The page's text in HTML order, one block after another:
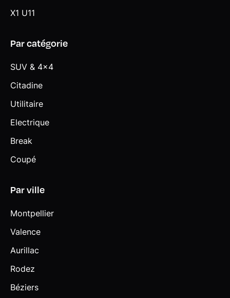
X1 U11
Par catégorie
SUV & 4x4
Citadine
Utilitaire
Electrique
Break
Coupé
Par ville
Montpellier
Valence
Aurillac
Rodez
Béziers